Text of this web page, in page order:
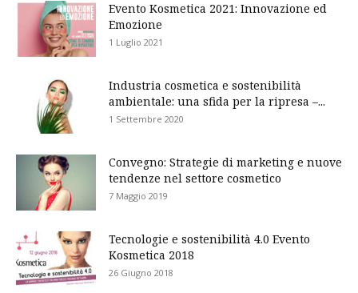
Evento Kosmetica 2021: Innovazione ed
Emozione
1 Luglio 2021
Industria cosmetica e sostenibilità
ambientale: una sfida per la ripresa –...
1 Settembre 2020
Convegno: Strategie di marketing e nuove
tendenze nel settore cosmetico
7 Maggio 2019
Tecnologie e sostenibilità 4.0 Evento
Kosmetica 2018
26 Giugno 2018